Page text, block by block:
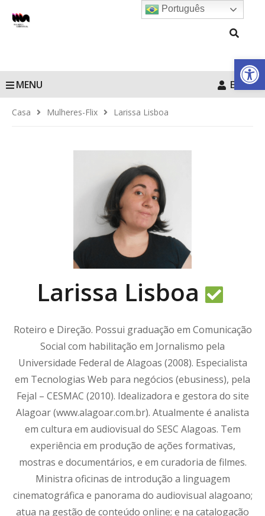
Barra de
MENU Entrar
Casa Mulheres-Flix Larissa Lisboa
Larissa Lisboa
Roteiro e Direção. Possui graduação em Comunicação
Social com habilitação em Jornalismo pela
Universidade Federal de Alagoas (2008). Especialista
em Tecnologias Web para negócios (ebusiness), pela
Fejal – CESMAC (2010). Idealizadora e gestora do site
Alagoar (www.alagoar.com.br). Atualmente é analista
em cultura em audiovisual do SESC Alagoas. Tem
experiência em produção de ações formativas,
mostras e documentários, e em curadoria de filmes.
Ministra oficinas de introdução a linguagem
cinematográfica e panorama do audiovisual alagoano;
atua na gestão de conteúdo online; e na catalogação
Português